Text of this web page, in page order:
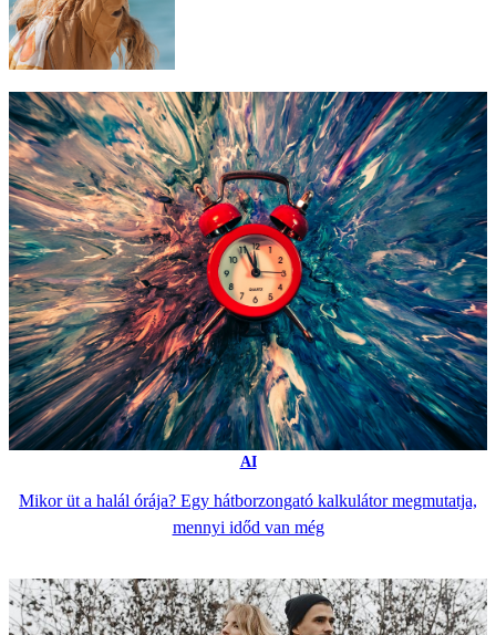
AI
Mikor üt a halál órája? Egy hátborzongató kalkulátor megmutatja,
mennyi időd van még